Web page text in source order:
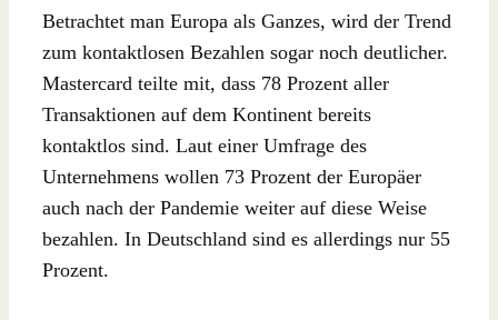
Betrachtet man Europa als Ganzes, wird der Trend
zum kontaktlosen Bezahlen sogar noch deutlicher.
Mastercard teilte mit, dass 78 Prozent aller
Transaktionen auf dem Kontinent bereits
kontaktlos sind. Laut einer Umfrage des
Unternehmens wollen 73 Prozent der Europäer
auch nach der Pandemie weiter auf diese Weise
bezahlen. In Deutschland sind es allerdings nur 55
Prozent.